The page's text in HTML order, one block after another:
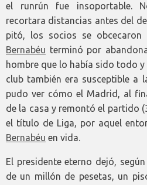
el runrún fue insoportable.
recortara distancias antes del
pitó, los socios se
Bernabéu terminó por
hombre que lo había sido todo
club también era susceptible a
pudo ver cómo el Madrid, al
de la casa y remontó el partido
el título de Liga, por aquel
Bernabéu en vida.
El presidente eterno dejó,
de un millón de pesetas, un